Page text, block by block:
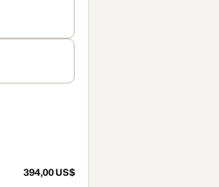
394,00 US$